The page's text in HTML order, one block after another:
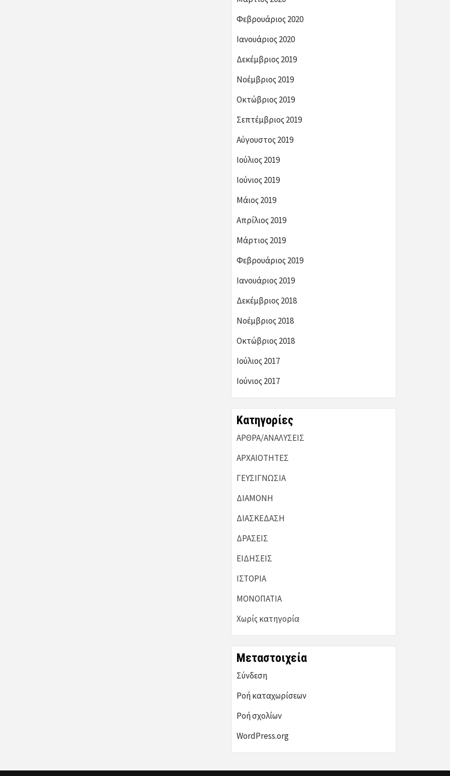
Φεβρουάριος 2020
Ιανουάριος 2020
Δεκέμβριος 2019
Νοέμβριος 2019
Οκτώβριος 2019
Σεπτέμβριος 2019
Αύγουστος 2019
Ιούλιος 2019
Ιούνιος 2019
Μάιος 2019
Απρίλιος 2019
Μάρτιος 2019
Φεβρουάριος 2019
Ιανουάριος 2019
Δεκέμβριος 2018
Νοέμβριος 2018
Οκτώβριος 2018
Ιούλιος 2017
Ιούνιος 2017
Kατηγορίες
ΑΡΘΡΑ/ΑΝΑΛΥΣΕΙΣ
ΑΡΧΑΙΟΤΗΤΕΣ
ΓΕΥΣΙΓΝΩΣΙΑ
ΔΙΑΜΟΝΗ
ΔΙΑΣΚΕΔΑΣΗ
ΔΡΑΣΕΙΣ
ΕΙΔΗΣΕΙΣ
ΙΣΤΟΡΙΑ
ΜΟΝΟΠΑΤΙΑ
Χωρίς κατηγορία
Μεταστοιχεία
Σύνδεση
Ροή καταχωρίσεων
Ροή σχολίων
WordPress.org